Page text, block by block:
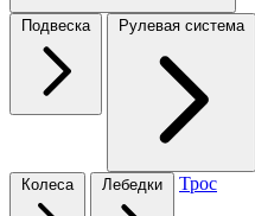
Подвеска Рулевая система
Колеса Лебедки Трос